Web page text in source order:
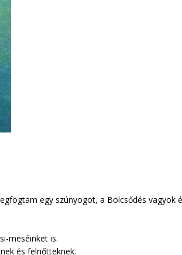
egy szúnyogot, a Bölcsődés vagyok
meséinket is.
és felnőtteknek.